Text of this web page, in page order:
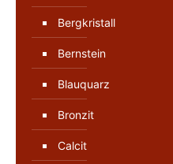
Bergkristall
Bernstein
Blauquarz
Bronzit
Calcit